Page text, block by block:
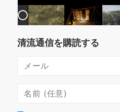
清流通信を購読する